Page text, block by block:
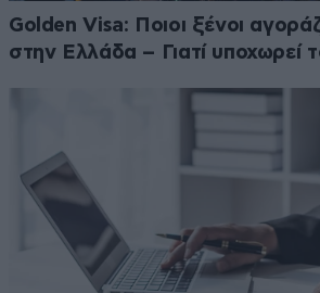
Golden Visa: Ποιοι ξένοι
στην Ελλάδα – Γιατί υποχωρεί